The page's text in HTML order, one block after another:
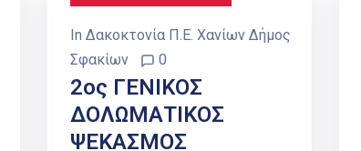
In Δακοκτονία Π.Ε. Χανίων Δήμος
Σφακίων
0
2ος ΓΕΝΙΚΟΣ
ΔΟΛΩΜΑΤΙΚΟΣ
ΨΕΚΑΣΜΟΣ